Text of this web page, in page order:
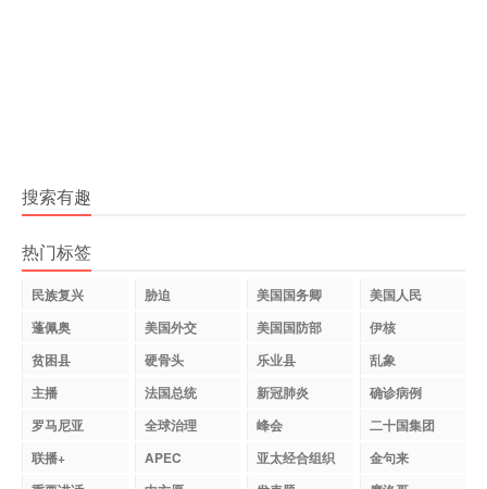
搜索有趣
热门标签
民族复兴 胁迫 美国国务卿
美国人民
蓬佩奥
美国外交 美国国防部
伊核
贫困县
硬骨头 乐业县
乱象
主播
法国总统 新冠肺炎
确诊病例
罗马尼亚
全球治理 峰会
二十国集团
联播+
APEC 亚太经合组织
金句来